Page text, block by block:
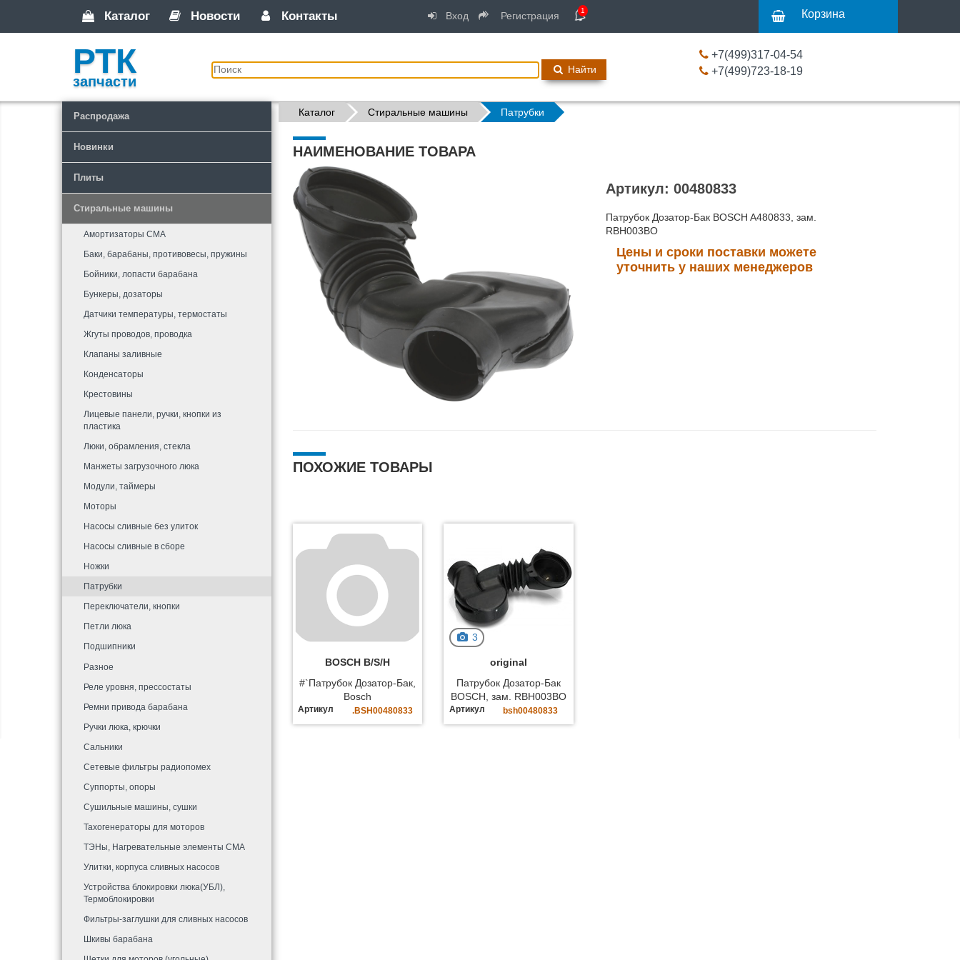
Каталог Новости Контакты Вход Регистрация 1 Корзина
РТК
запчасти
Найти
+7(499)317-04-54
+7(499)723-18-19
Распродажа
Новинки
Плиты
Стиральные машины
Амортизаторы СМА
Баки, барабаны, противовесы, пружины
Бойники, лопасти барабана
Бункеры, дозаторы
Датчики температуры, термостаты
Жгуты проводов, проводка
Клапаны заливные
Конденсаторы
Крестовины
Лицевые панели, ручки, кнопки из
пластика
Люки, обрамления, стекла
Манжеты загрузочного люка
Модули, таймеры
Моторы
Насосы сливные без улиток
Насосы сливные в сборе
Ножки
Патрубки
Переключатели, кнопки
Петли люка
Подшипники
Разное
Реле уровня, прессостаты
Ремни привода барабана
Ручки люка, крючки
Сальники
Сетевые фильтры радиопомех
Суппорты, опоры
Сушильные машины, сушки
Тахогенераторы для моторов
ТЭНы, Нагревательные элементы СМА
Улитки, корпуса сливных насосов
Устройства блокировки люка(УБЛ),
Термоблокировки
Фильтры-заглушки для сливных насосов
Шкивы барабана
Каталог Стиральные машины Патрубки
НАИМЕНОВАНИЕ ТОВАРА
Артикул: 00480833
Патрубок Дозатор-Бак BOSCH A480833, зам.
RBH003BO
Цены и сроки поставки можете
уточнить у наших менеджеров
ПОХОЖИЕ ТОВАРЫ
BOSCH B/S/H
#`Патрубок Дозатор-Бак,
Bosch
Артикул .BSH00480833
3
original
Патрубок Дозатор-Бак
BOSCH, зам. RBH003BO
Артикул bsh00480833